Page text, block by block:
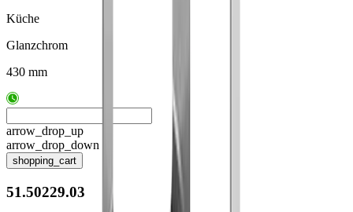
Küche
Glanzchrom
430 mm
arrow_drop_up
arrow_drop_down
shopping_cart
51.50229.03